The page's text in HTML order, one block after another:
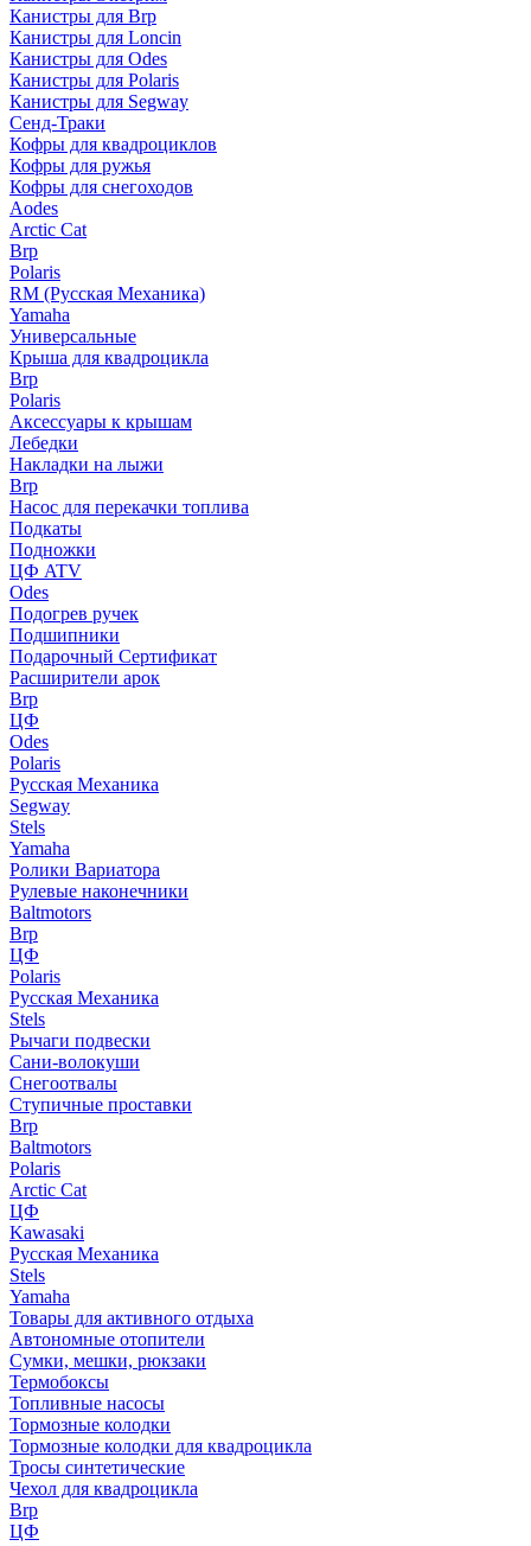
Канистры для Brp
Канистры для Loncin
Канистры для Odes
Канистры для Polaris
Канистры для Segway
Сенд-Траки
Кофры для квадроциклов
Кофры для ружья
Кофры для снегоходов
Aodes
Arctic Cat
Brp
Polaris
RM (Русская Механика)
Yamaha
Универсальные
Крыша для квадроцикла
Brp
Polaris
Аксессуары к крышам
Лебедки
Накладки на лыжи
Brp
Насос для перекачки топлива
Подкаты
Подножки
ЦФ ATV
Odes
Подогрев ручек
Подшипники
Подарочный Сертификат
Расширители арок
Brp
ЦФ
Odes
Polaris
Русская Механика
Segway
Stels
Yamaha
Ролики Вариатора
Рулевые наконечники
Baltmotors
Brp
ЦФ
Polaris
Русская Механика
Stels
Рычаги подвески
Сани-волокуши
Снегоотвалы
Ступичные проставки
Brp
Baltmotors
Polaris
Arctic Cat
ЦФ
Kawasaki
Русская Механика
Stels
Yamaha
Товары для активного отдыха
Автономные отопители
Сумки, мешки, рюкзаки
Термобоксы
Топливные насосы
Тормозные колодки
Тормозные колодки для квадроцикла
Тросы синтетические
Чехол для квадроцикла
Brp
ЦФ